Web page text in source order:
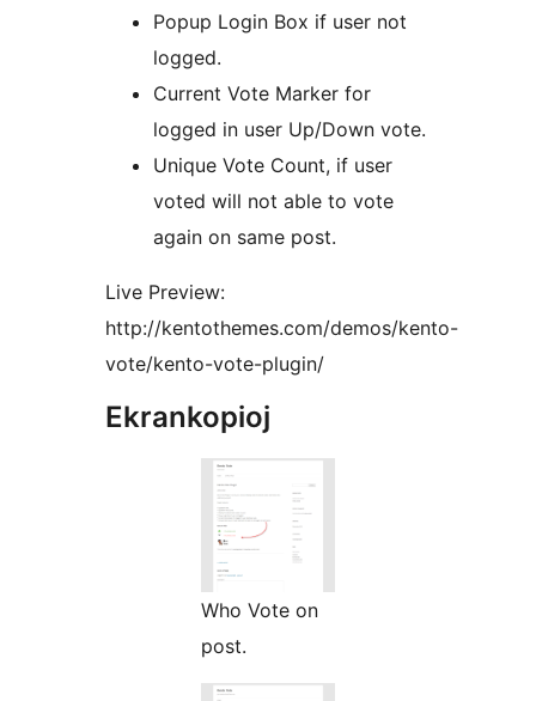
Popup Login Box if user not
logged.
Current Vote Marker for
logged in user Up/Down vote.
Unique Vote Count, if user
voted will not able to vote
again on same post.
Live Preview:
http://kentothemes.com/demos/kento-
vote/kento-vote-plugin/
Ekrankopioj
Who Vote on
post.